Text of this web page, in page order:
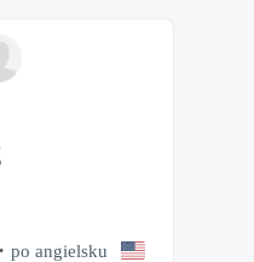
po angielsku